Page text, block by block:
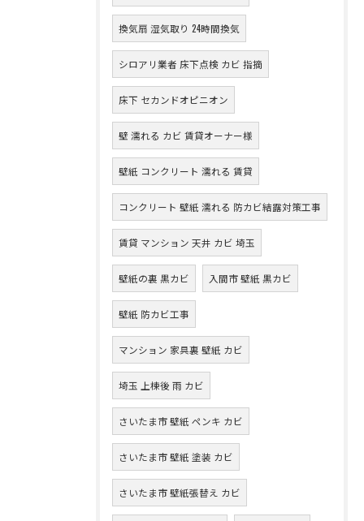
換気扇 湿気取り 24時間換気
シロアリ業者 床下点検 カビ 指摘
床下 セカンドオピニオン
壁 濡れる カビ 賃貸オーナー様
壁紙 コンクリート 濡れる 賃貸
コンクリート 壁紙 濡れる 防カビ結露対策工事
賃貸 マンション 天井 カビ 埼玉
壁紙の裏 黒カビ 入間市 壁紙 黒カビ
壁紙 防カビ工事
マンション 家具裏 壁紙 カビ
埼玉 上棟後 雨 カビ
さいたま市 壁紙 ペンキ カビ
さいたま市 壁紙 塗装 カビ
さいたま市 壁紙張替え カビ